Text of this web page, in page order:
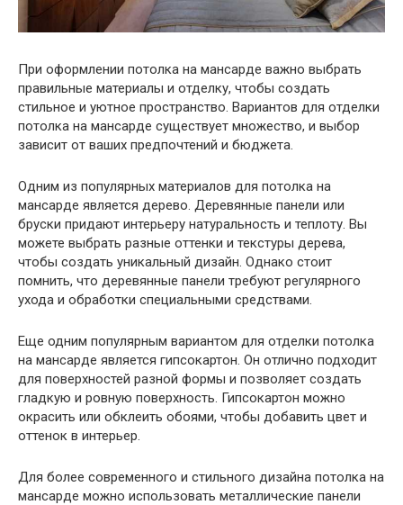
При оформлении потолка на мансарде важно выбрать
правильные материалы и отделку, чтобы создать
стильное и уютное пространство. Вариантов для отделки
потолка на мансарде существует множество, и выбор
зависит от ваших предпочтений и бюджета.
Одним из популярных материалов для потолка на
мансарде является дерево. Деревянные панели или
бруски придают интерьеру натуральность и теплоту. Вы
можете выбрать разные оттенки и текстуры дерева,
чтобы создать уникальный дизайн. Однако стоит
помнить, что деревянные панели требуют регулярного
ухода и обработки специальными средствами.
Еще одним популярным вариантом для отделки потолка
на мансарде является гипсокартон. Он отлично подходит
для поверхностей разной формы и позволяет создать
гладкую и ровную поверхность. Гипсокартон можно
окрасить или обклеить обоями, чтобы добавить цвет и
оттенок в интерьер.
Для более современного и стильного дизайна потолка на
мансарде можно использовать металлические панели